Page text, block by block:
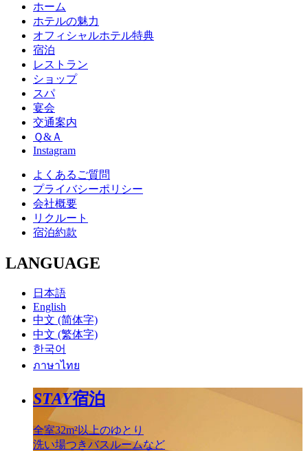
ホーム
ホテルの魅力
オフィシャルホテル特典
宿泊
レストラン
ショップ
スパ
宴会
交通案内
Ｑ&Ａ
Instagram
よくあるご質問
プライバシーポリシー
会社概要
リクルート
宿泊約款
LANGUAGE
日本語
English
中文 (简体字)
中文 (繁体字)
한국어
ภาษาไทย
STAY宿泊
全室32m²以上のゆとり
洗い場つきバスルームなど